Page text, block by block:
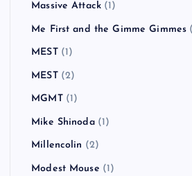
Massive Attack (1)
Me First and the Gimme Gimmes
MEST(1)
MEST(2)
MGMT(1)
Mike Shinoda(1)
Millencolin (2)
Modest Mouse (1)